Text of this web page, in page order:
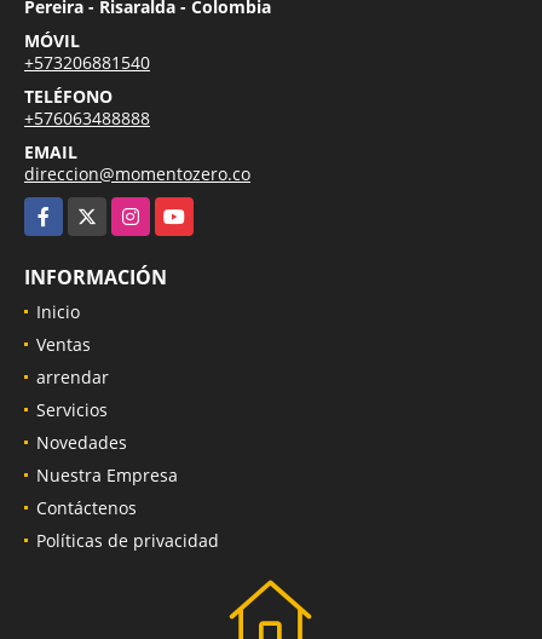
Pereira - Risaralda - Colombia
MÓVIL
+573206881540
TELÉFONO
+576063488888
EMAIL
direccion@momentozero.co
Facebook
InstagramYouTube
INFORMACIÓN
Inicio
Ventas
arrendar
Servicios
Novedades
Nuestra Empresa
Contáctenos
Políticas de privacidad